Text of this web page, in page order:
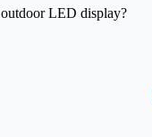
outdoor LED display?